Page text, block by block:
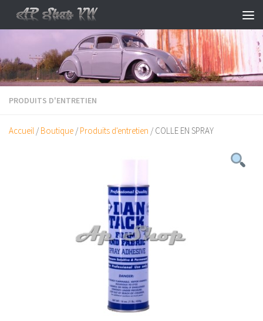
Skip to content
PRODUITS D'ENTRETIEN
Accueil / Boutique / Produits d'entretien / COLLE EN SPRAY